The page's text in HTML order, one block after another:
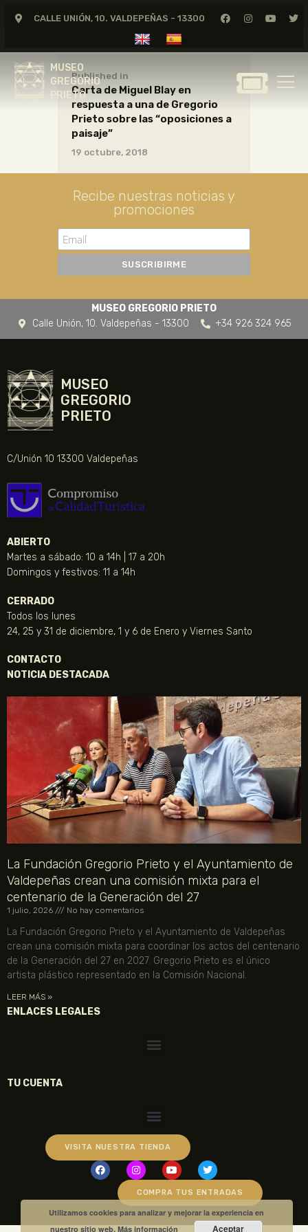
CALLE UNIÓN, 10. VALDEPEÑAS - 13300
MUSEO
GREGORIO
PRIETO
MUSEO
GREGORIO
GREGORIO PRIETO
MUSEO
ARCHIVO
CERTAMEN DE DIBUJO
FUNDACIÓN
NOTICIAS
Published in
Carta de Miguel Blay en
respuesta a una de Gregorio
Prieto sobre las “oposiciones a
paisaje”
19 octubre, 2018
Recibe nuestras noticias y
promociones
MUSEO GREGORIO PRIETO
Calle Unión, 10. Valdepeñas - 13300
+34 926 324 965
MUSEO
GREGORIO
PRIETO
C/Unión 10 13300 Valdepeñas
ABIERTO
Martes a sábado: 10 a 14h | 17 a 20h
Domingos y festivos: 11 a 14h
CERRADO
Todos los lunes
24, 25 y 31 de diciembre, 1 y 6 de Enero y Viernes Santo
CONTACTO
NOTICIA DESTACADA
La Fundación Gregorio Prieto y el Ayuntamiento de
Valdepeñas crean una comisión mixta para el
centenario de la Generación del 27
1 julio, 2026 No hay comentarios
La Fundación Gregorio Prieto y el Ayuntamiento de Valdepeñas
crean una comisión mixta para coordinar los actos del centenario
de la Generación del 27 en 2027. Gregorio Prieto es el único
artista plástico representado en la Comisión Nacional.
LEER MÁS »
ENLACES LEGALES
TU CUENTA
VISITA NUESTRA TIENDA
COMPRA TUS ENTRADAS
Utilizamos cookies para analizar y mejorar la experiencia en
nuestro sitio web.Más información Aceptar